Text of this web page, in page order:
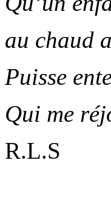
au chaud
Puisse
Qui me
R.L.S